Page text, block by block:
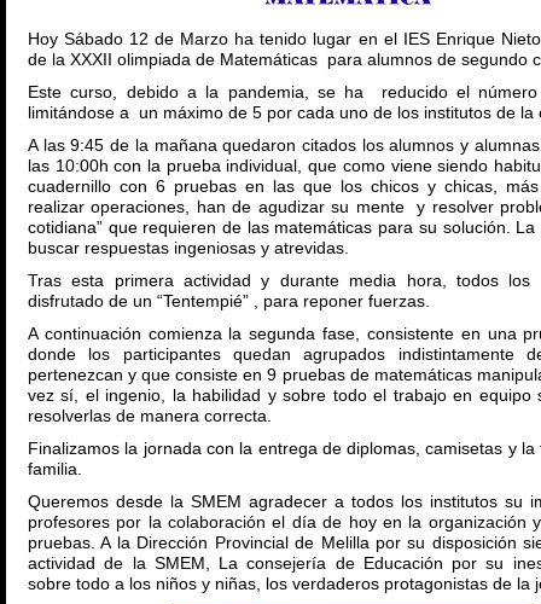
Hoy Sábado 12 de Marzo ha tenido lugar en el IES Enrique
de la XXXII olimpiada de Matemáticas para alumnos de segundo
Este curso, debido a la pandemia, se ha reducido el número
limitándose a un máximo de 5 por cada uno de los institutos de la
A las 9:45 de la mañana quedaron citados los alumnos y
las 10:00h con la prueba individual, que como viene siendo
cuadernillo con 6 pruebas en las que los chicos y chicas,
realizar operaciones, han de agudizar su mente y resolver
cotidiana” que requieren de las matemáticas para su solución.
buscar respuestas ingeniosas y atrevidas.
Tras esta primera actividad y durante media hora, todos los
disfrutado de un “Tentempié” , para reponer fuerzas.
A continuación comienza la segunda fase, consistente en una
donde los participantes quedan agrupados indistintamente
pertenezcan y que consiste en 9 pruebas de matemáticas
vez sí, el ingenio, la habilidad y sobre todo el trabajo en equipo
resolverlas de manera correcta.
Finalizamos la jornada con la entrega de diplomas, camisetas y
familia.
Queremos desde la SMEM agradecer a todos los institutos su
profesores por la colaboración el día de hoy en la organización
pruebas. A la Dirección Provincial de Melilla por su disposición
actividad de la SMEM, La consejería de Educación por su
sobre todo a los niños y niñas, los verdaderos protagonistas de la